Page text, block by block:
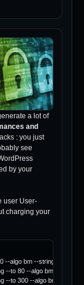
a lot of
and
: you just
see
by your
user User-
charging your
--algo bm --string 'GET /' -j
--to 80 --algo bm ! --string
--to 300 --algo bm --string